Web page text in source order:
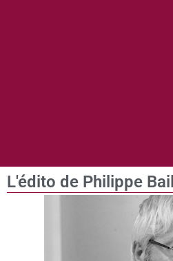
L'édito de Philippe